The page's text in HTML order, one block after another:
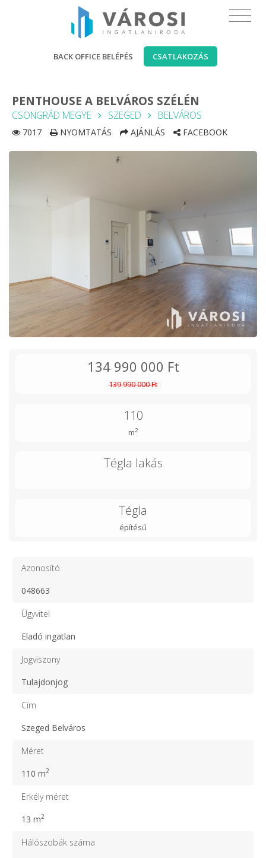
BACK OFFICE BELÉPÉS CSATLAKOZÁS
PENTHOUSE A BELVÁROS SZÉLÉN
CSONGRÁD MEGYE SZEGED BELVÁROS
7017 NYOMTATÁS AJÁNLÁS FACEBOOK
134 990 000 Ft
139 990 000 Ft
110
m2
Tégla lakás
Tégla
építésű
Azonosító
048663
Ügyvitel
Eladó ingatlan
Jogviszony
Tulajdonjog
Cím
Szeged Belváros
Méret
110 m2
Erkély méret
13 m2
Hálószobák száma